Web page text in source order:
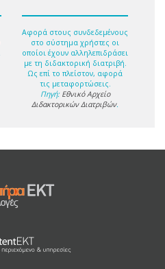
Αφορά στους συνδεδεμένους
στο σύστημα χρήστες οι
οποίοι έχουν αλληλεπιδράσει
με τη διδακτορική διατριβή.
Ως επί το πλείστον, αφορά
τις μεταφορτώσεις.
Πηγή: Εθνικό Αρχείο
Διδακτορικών Διατριβών.